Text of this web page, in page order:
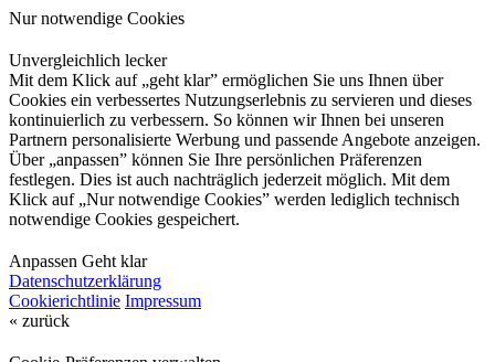
Nur notwendige Cookies
Unvergleichlich lecker
Mit dem Klick auf „geht klar” ermöglichen Sie uns Ihnen über
Cookies ein verbessertes Nutzungserlebnis zu servieren und dieses
kontinuierlich zu verbessern. So können wir Ihnen bei unseren
Partnern personalisierte Werbung und passende Angebote anzeigen.
Über „anpassen” können Sie Ihre persönlichen Präferenzen
festlegen. Dies ist auch nachträglich jederzeit möglich. Mit dem
Klick auf „Nur notwendige Cookies” werden lediglich technisch
notwendige Cookies gespeichert.
Anpassen Geht klar
Datenschutzerklärung
Cookierichtlinie Impressum
« zurück